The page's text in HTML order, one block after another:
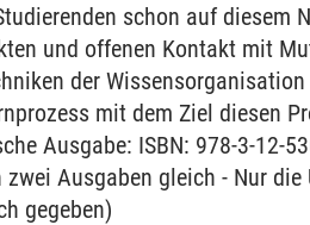
schon auf diesem
und offenen Kontakt mit
der
mit dem Ziel diesen
Ausgabe: ISBN: 978-3-12-
Ausgaben gleich - Nur
gegeben)